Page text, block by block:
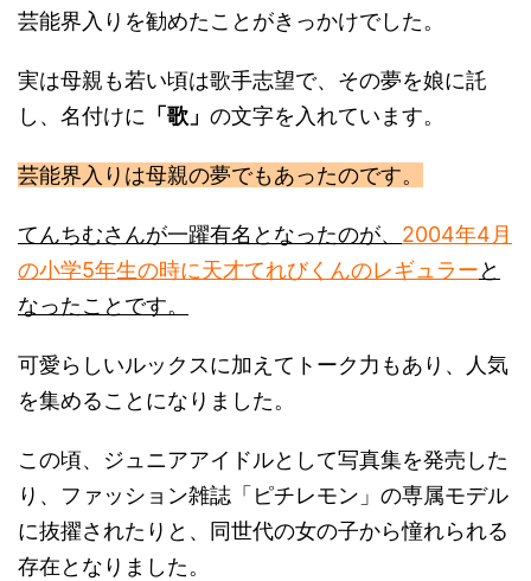
芸能界入りを勧めたことがきっかけでした。
実は母親も若い頃は歌手志望で、その夢を娘に託
し、名付けに 「歌」 の文字を入れています。
芸能界入りは母親の夢でもあったのです。
てんちむさんが一躍有名となったのが、 2004年4月
の小学5年生の時に天才てれびくんのレギュラーと
なったことです。
可愛らしいルックスに加えてトーク力もあり、人気
を集めることになりました。
この頃、ジュニアアイドルとして写真集を発売した
り、ファッション雑誌「ピチレモン」の専属モデル
に抜擢されたりと、同世代の女の子から憧れられる
存在となりました。